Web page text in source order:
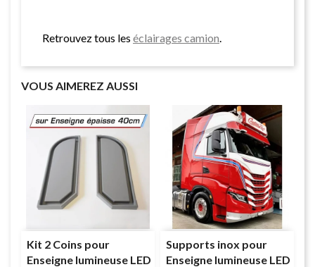
Retrouvez tous les éclairages camion
VOUS AIMEREZ AUSSI
Kit 2 Coins pour
Enseigne lumineuse LED
Supports inox pour
Enseigne lumineuse LED